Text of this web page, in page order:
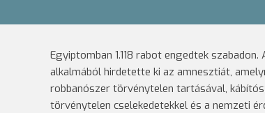
Egyiptomban 1.118 rabot engedtek
alkalmából hirdetette ki az amnesztiát,
robbanószer törvénytelen tartásával,
törvénytelen cselekedetekkel és a nemzeti